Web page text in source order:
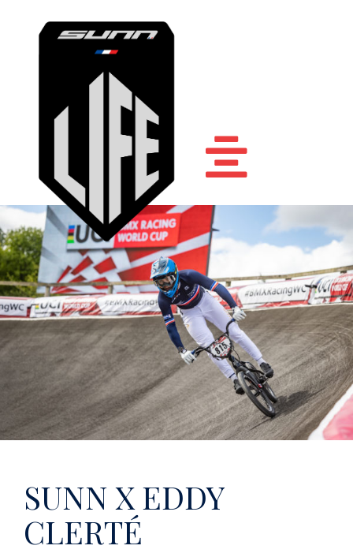
Accueil
Sunn Life
Athlètes
Ambassadeurs
Nos vélos
SUNN X EDDY
CLERTÉ